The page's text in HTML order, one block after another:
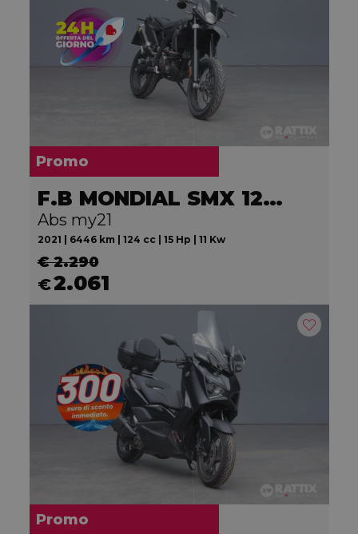
Promo
F.B MONDIAL SMX 125 Motard
Abs my21
2021 | 6446 km | 124 cc | 15 Hp | 11 Kw
€ 2.290
€2.061
Promo